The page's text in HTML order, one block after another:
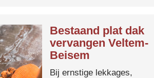
Bestaand plat dak
vervangen Veltem-
Beisem
Bij ernstige lekkages,